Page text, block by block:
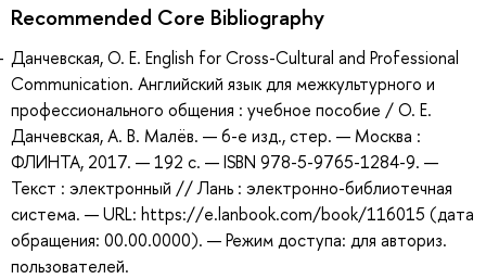
Recommended Core Bibliography
Данчевская, О. Е. English for Cross-Cultural and Professional
Communication. Английский язык для межкультурного и
профессионального общения : учебное пособие / О. Е.
Данчевская, А. В. Малёв. — 6-е изд., стер. — Москва :
ФЛИНТА, 2017. — 192 с. — ISBN 978-5-9765-1284-9. —
Текст : электронный // Лань : электронно-библиотечная
система. — URL: https://e.lanbook.com/book/116015 (дата
обращения: 00.00.0000). — Режим доступа: для авториз.
пользователей.